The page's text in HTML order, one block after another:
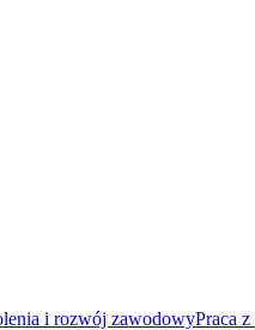
i rozwój zawodowyPraca